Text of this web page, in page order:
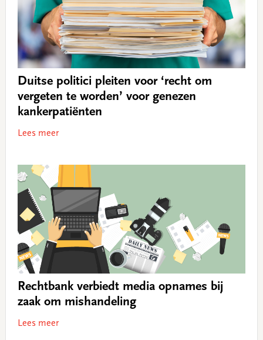
Duitse politici pleiten voor ‘recht om
vergeten te worden’ voor genezen
kankerpatiënten
Lees meer
Rechtbank verbiedt media opnames bij
zaak om mishandeling
Lees meer